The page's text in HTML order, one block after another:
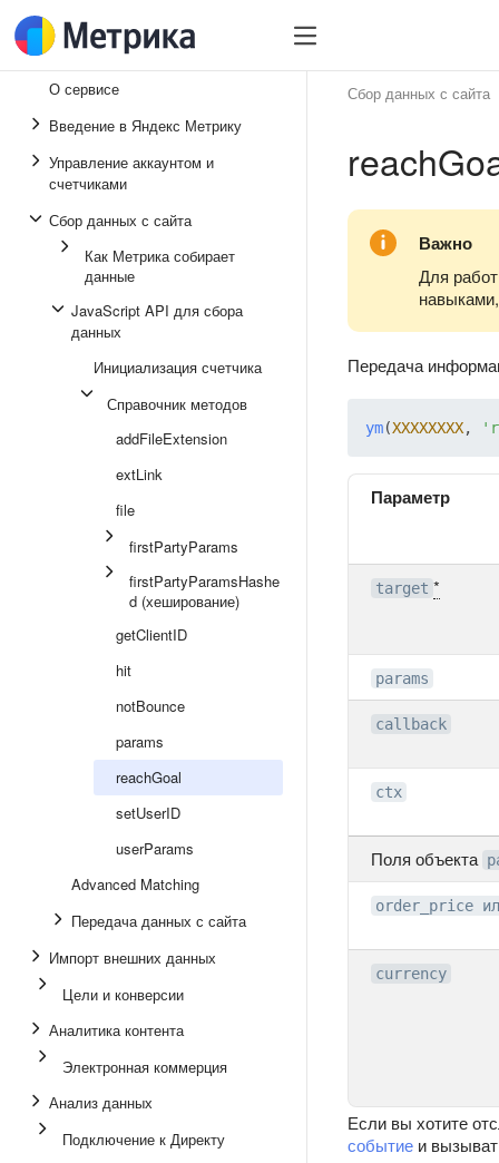
О сервисе
Введение в Яндекс Метрику
Управление аккаунтом и
счетчиками
Сбор данных с сайта
Как Метрика собирает
данные
JavaScript API для сбора
данных
Инициализация счетчика
Справочник методов
addFileExtension
extLink
file
firstPartyParams
firstPartyParamsHashe
d (хеширование)
getClientID
hit
notBounce
params
reachGoal
setUserID
userParams
Advanced Matching
Передача данных с сайта
Импорт внешних данных
Цели и конверсии
Аналитика контента
Электронная коммерция
Анализ данных
Подключение к Директу
Сбор данных с сайта
Важно
Для
Передача
ym(XXXXXXXX,
Параметр
target *
params
callback
ctx
Поля объекта
order_price
currency
Если вы хотите
событие и